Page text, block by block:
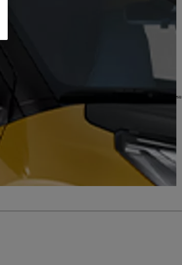
5 (TCE) oraz wybrany diler są administratorami Twoich danych.
takich danych oraz uchylenia dyrektywy 95/46/WE (RODO))
usługi w celu jej wykonania (podstawa z art. 6 ust 1 lit. b RODO),
oraz sieci dilerskiej, będących realizacją naszego prawnie uzasadnionego interesu
do ustalenia, dochodzenia lub obrony roszczeń.
wniesienia sprzeciwu wobec profilowania;
chyba że będziemy w stanie wykazać, że w stosunku do tych danych istnieją